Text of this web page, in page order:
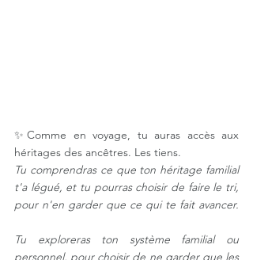
✨Comme en voyage, tu auras accès aux
héritages des ancêtres. Les tiens.
Tu comprendras ce que ton héritage familial
t'a légué, et tu pourras choisir de faire le tri,
pour n'en garder que ce qui te fait avancer.
Tu exploreras ton système familial ou
personnel, pour choisir de ne garder que les